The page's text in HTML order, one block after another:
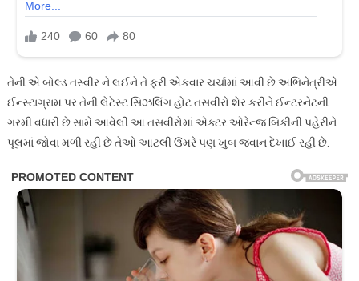
તેની એ બોલ્ડ તસ્વીર ને લઈને તે ફરી એકવાર ચર્ચામાં આવી છે અભિનેત્રીએ
ઈન્સ્ટાગ્રામ પર તેની લેટેસ્ટ સિઝલિંગ હોટ તસવીરો શેર કરીને ઈન્ટરનેટની
ગરમી વધારી છે સામે આવેલી આ તસવીરોમાં એક્ટર ઓરેન્જ બિકીની પહેરીને
પૂલમાં જોવા મળી રહી છે તેઓ આટલી ઉંમરે પણ ખુબ જવાન દેખાઈ રહી છે.